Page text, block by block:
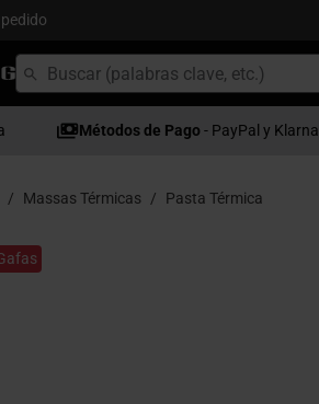
Métodos de Pago - PayPal y Klarna
Massas Térmicas Pasta Térmica